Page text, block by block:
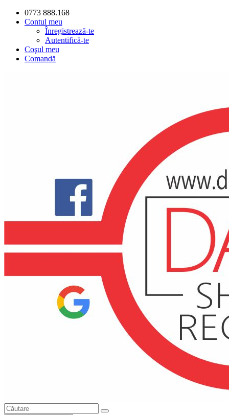
0773 888.168
Contul meu
Înregistrează-te
Autentifică-te
Coşul meu
Comandă